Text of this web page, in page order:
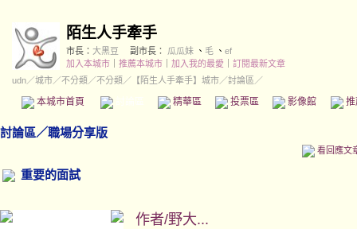
陌生人手牽手
市長： 大黑豆 副市長： 瓜瓜妹 、 毛 、 ef
加入本城市
推薦本城市 加入我的最愛
訂閱最新文章
udn／城市／不分類 ／不分類 ／ 【陌生人手牽手】城市／討論區／
本城市首頁 精華區 投票區 影像館
討論區／職場分享版
看回應文
重要的面試
作者/野大...